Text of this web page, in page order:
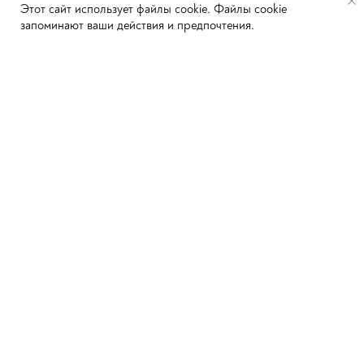
Этот сайт использует файлы cookie. Файлы cookie
запоминают ваши действия и предпочтения.